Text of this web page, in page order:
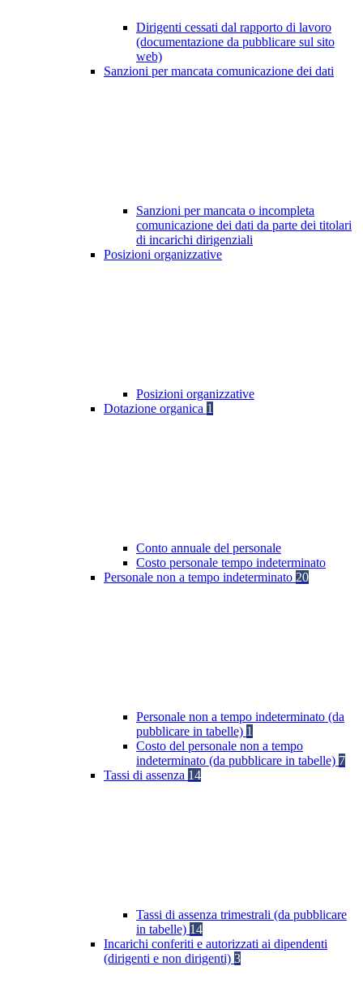
Dirigenti cessati dal rapporto di lavoro
(documentazione da pubblicare sul sito
web)
Sanzioni per mancata comunicazione dei dati
Sanzioni per mancata o incompleta
comunicazione dei dati da parte dei titolari
di incarichi dirigenziali
Posizioni organizzative
Posizioni organizzative
Dotazione organica 1
Conto annuale del personale
Costo personale tempo indeterminato
Personale non a tempo indeterminato 20
Personale non a tempo indeterminato (da
pubblicare in tabelle) 1
Costo del personale non a tempo
indeterminato (da pubblicare in tabelle) 7
Tassi di assenza 14
Tassi di assenza trimestrali (da pubblicare
in tabelle) 14
Incarichi conferiti e autorizzati ai dipendenti
(dirigenti e non dirigenti) 3